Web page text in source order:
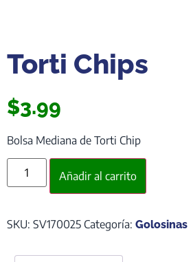
Torti Chips
$3.99
Bolsa Mediana de Torti Chip
Añadir al carrito
SKU: SV170025 Categoría: Golosinas